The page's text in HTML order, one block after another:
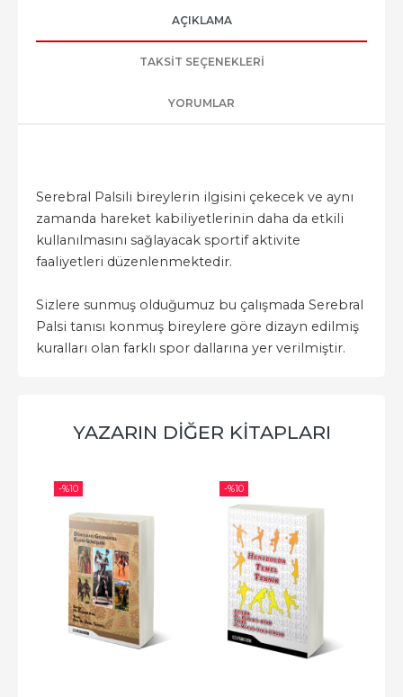
AÇIKLAMA
TAKSIT SEÇENEKLERI
YORUMLAR
Serebral Palsili bireylerin ilgisini çekecek ve aynı
zamanda hareket kabiliyetlerinin daha da etkili
kullanılmasını sağlayacak sportif aktivite
faaliyetleri düzenlenmektedir.
Sizlere sunmuş olduğumuz bu çalışmada Serebral
Palsi tanısı konmuş bireylere göre dizayn edilmiş
kuralları olan farklı spor dallarına yer verilmiştir.
YAZARIN DIĞER KITAPLARI
-%10 -%10